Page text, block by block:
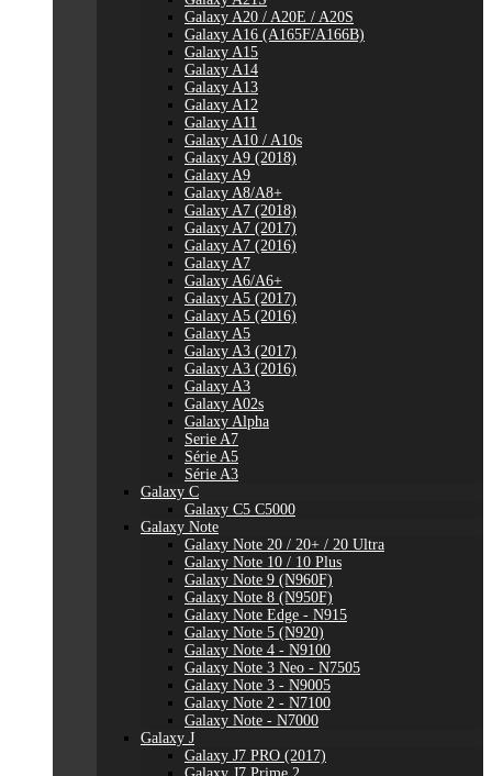
Galaxy A20 / A20E / A20S
Galaxy A16 (A165F/A166B)
Galaxy A15
Galaxy A14
Galaxy A13
Galaxy A12
Galaxy A11
Galaxy A10 / A10s
Galaxy A9 (2018)
Galaxy A9
Galaxy A8/A8+
Galaxy A7 (2018)
Galaxy A7 (2017)
Galaxy A7 (2016)
Galaxy A7
Galaxy A6/A6+
Galaxy A5 (2017)
Galaxy A5 (2016)
Galaxy A5
Galaxy A3 (2017)
Galaxy A3 (2016)
Galaxy A3
Galaxy A02s
Galaxy Alpha
Serie A7
Série A5
Série A3
Galaxy C
Galaxy C5 C5000
Galaxy Note
Galaxy Note 20 / 20+ / 20 Ultra
Galaxy Note 10 / 10 Plus
Galaxy Note 9 (N960F)
Galaxy Note 8 (N950F)
Galaxy Note Edge - N915
Galaxy Note 5 (N920)
Galaxy Note 4 - N9100
Galaxy Note 3 Neo - N7505
Galaxy Note 3 - N9005
Galaxy Note 2 - N7100
Galaxy Note - N7000
Galaxy J
Galaxy J7 PRO (2017)